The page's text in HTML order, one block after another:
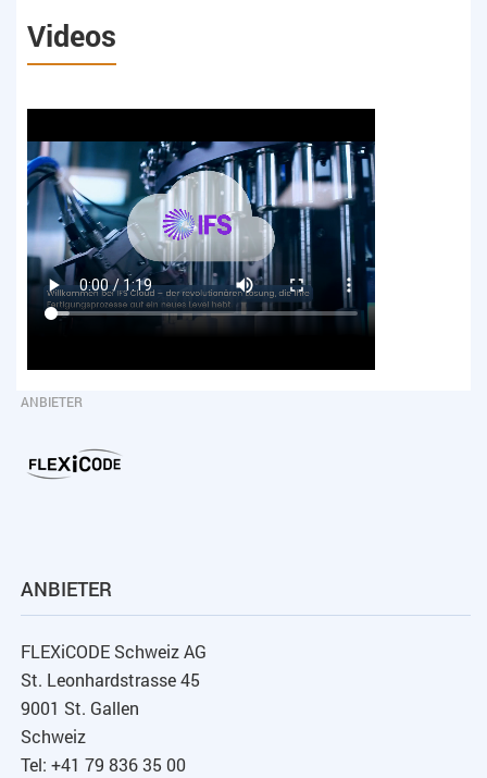
Videos
ANBIETER
ANBIETER
FLEXiCODE Schweiz AG
St. Leonhardstrasse 45
9001 St. Gallen
Schweiz
Tel: +41 79 836 35 00